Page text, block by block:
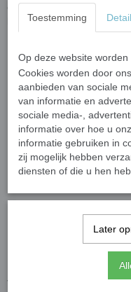
ook duurzaam en
buitenprojecten dankzij
Afmetingen:Elk
en is 4 mm dik.
Vormen:
afgeronde, gladde
verwerking.
Kleur:Door-en-door
afwerking.
colorful
Verbruik
Toestemming
Op deze website
Cookies worden door
aanbieden van sociale
van informatie en
sociale media-,
informatie over hoe u
informatie gebruiken in
zij mogelijk hebben
diensten of die u hen
Later